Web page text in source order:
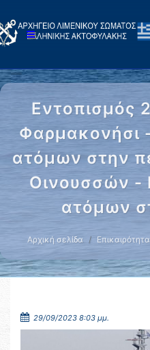
Εντοπισμός
Φαρμακονήσι
ατόμων στην
Οινουσσών -
ατόμων
Αρχική σελίδα Επικαιρότητα
29/09/2023 8:03 μμ.